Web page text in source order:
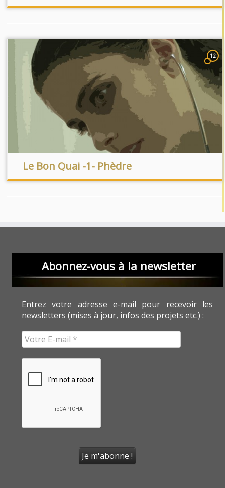
12
Le Bon Quai -1- Phèdre
Abonnez-vous à la newsletter
Entrez votre adresse e-mail pour recevoir les
newsletters (mises à jour, infos des projets etc.) :